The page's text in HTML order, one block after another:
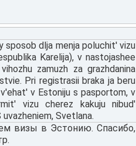
sposob dlja menja poluchit' vizu
Karelija), v nastojashee
zamuzh za grazhdanina
Pri registrasii braka ja beru
v Estoniju s pasportom, v
vizu cherez kakuju nibud'
Svetlana.
визы в Эстонию. Спасибо,